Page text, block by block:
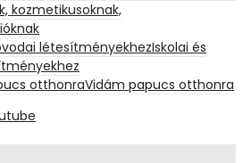
kozmetikusoknak,
Iskolai és
Vidám papucs otthonra